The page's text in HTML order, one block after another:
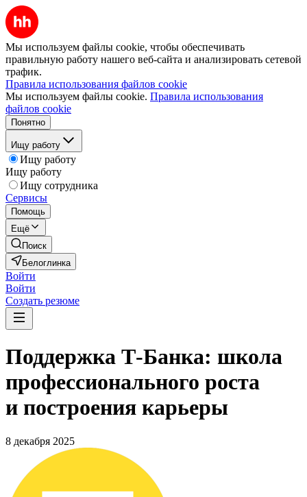
Мы используем файлы cookie, чтобы обеспечивать
правильную работу нашего веб-сайта и анализировать сетевой
трафик.
Правила использования файлов cookie
Мы используем файлы cookie. Правила использования
файлов cookie
Понятно
Ищу работу
Ищу работу
Ищу работу
Ищу сотрудника
Сервисы
Помощь
Ещё
Поиск
Белоглинка
Войти
Войти
Создать резюме
Поддержка Т-Банка: школа
профессионального роста
и построения карьеры
8 декабря 2025